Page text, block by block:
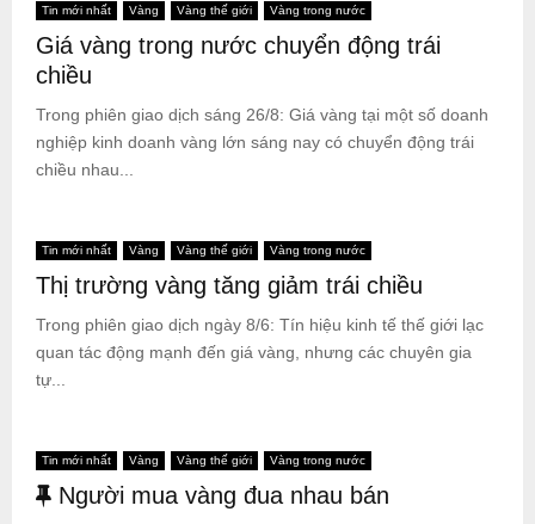
Tin mới nhất Vàng Vàng thế giới Vàng trong nước
Giá vàng trong nước chuyển động trái
chiều
Trong phiên giao dịch sáng 26/8: Giá vàng tại một số doanh
nghiệp kinh doanh vàng lớn sáng nay có chuyển động trái
chiều nhau...
Tin mới nhất Vàng Vàng thế giới Vàng trong nước
Thị trường vàng tăng giảm trái chiều
Trong phiên giao dịch ngày 8/6: Tín hiệu kinh tế thế giới lạc
quan tác động mạnh đến giá vàng, nhưng các chuyên gia
tự...
Tin mới nhất Vàng Vàng thế giới Vàng trong nước
NNgười mua vàng đua nhau bán